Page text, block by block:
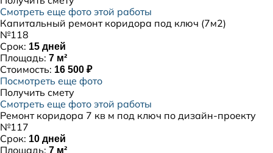
Смотреть еще фото этой работы
Капитальный ремонт коридора под ключ (7м2)
№118
Срок: 15 дней
Площадь: 7 м²
Стоимость: 16 500 ₽
Посмотреть еще фото
Получить смету
Смотреть еще фото этой работы
Ремонт коридора 7 кв м под ключ по дизайн-проекту
№117
Срок: 10 дней
Площадь: 7 м²